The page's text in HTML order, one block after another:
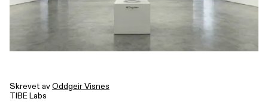
Skrevet avOddgeir Visnes
TIBE Labs